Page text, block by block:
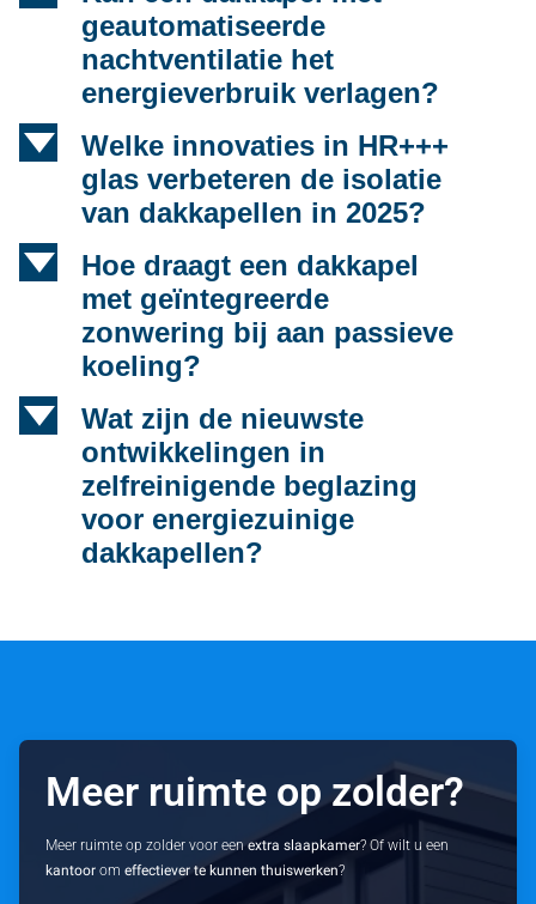
geautomatiseerde
nachtventilatie het
energieverbruik verlagen?
d
Welke innovaties in HR+++
glas verbeteren de isolatie
van dakkapellen in 2025?
d
Hoe draagt een dakkapel
met geïntegreerde
zonwering bij aan passieve
koeling?
d
Wat zijn de nieuwste
ontwikkelingen in
zelfreinigende beglazing
voor energiezuinige
dakkapellen?
Meer ruimte op zolder?
Meer ruimte op zolder voor eenextra slaapkamer? Of wilt u een
kantoor omeffectiever te kunnen thuiswerken?